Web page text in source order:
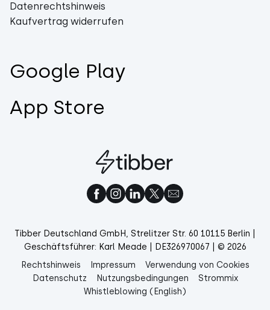
Datenrechtshinweis
Kaufvertrag widerrufen
Google Play
App Store
Tibber Deutschland GmbH, Strelitzer Str. 60 10115 Berlin |
Geschäftsführer: Karl Meade | DE326970067 | © 2026
Rechtshinweis
Impressum
Verwendung von Cookies
Datenschutz
Nutzungsbedingungen
Strommix
Whistleblowing (English)